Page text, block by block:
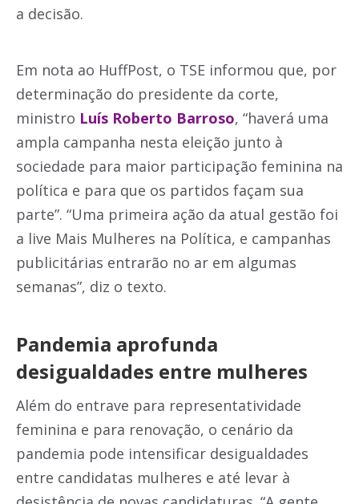
a decisão.
Em nota ao HuffPost, o TSE informou que, por
determinação do presidente da corte,
ministro Luís Roberto Barroso, “haverá uma
ampla campanha nesta eleição junto à
sociedade para maior participação feminina na
política e para que os partidos façam sua
parte”. “Uma primeira ação da atual gestão foi
a live Mais Mulheres na Política, e campanhas
publicitárias entrarão no ar em algumas
semanas”, diz o texto.
Pandemia aprofunda
desigualdades entre mulheres
Além do entrave para representatividade
feminina e para renovação, o cenário da
pandemia pode intensificar desigualdades
entre candidatas mulheres e até levar à